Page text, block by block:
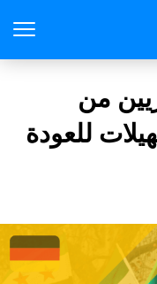
من
للعودة